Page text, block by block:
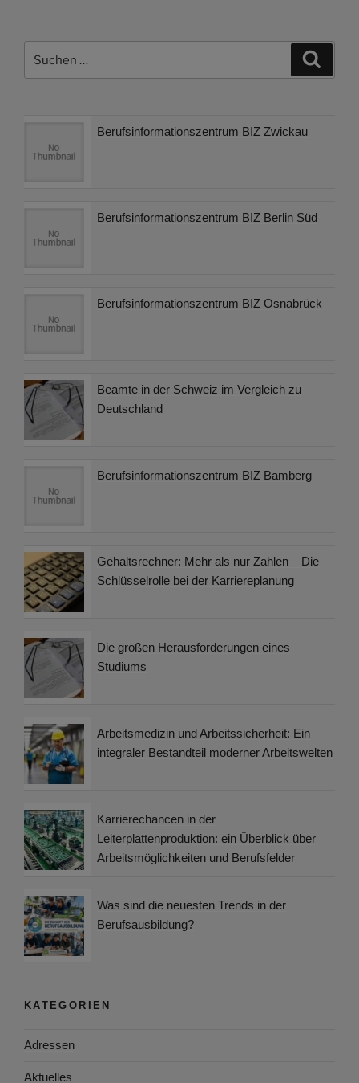
nach:
Berufsinformationszentrum BIZ Zwickau
Berufsinformationszentrum BIZ Berlin Süd
Berufsinformationszentrum BIZ Osnabrück
Beamte in der Schweiz im Vergleich zu
Deutschland
Berufsinformationszentrum BIZ Bamberg
Gehaltsrechner: Mehr als nur Zahlen – Die
Schlüsselrolle bei der Karriereplanung
Die großen Herausforderungen eines
Studiums
Arbeitsmedizin und Arbeitssicherheit: Ein
integraler Bestandteil moderner Arbeitswelten
Karrierechancen in der
Leiterplattenproduktion: ein Überblick über
Arbeitsmöglichkeiten und Berufsfelder
Was sind die neuesten Trends in der
Berufsausbildung?
KATEGORIEN
Adressen
Aktuelles